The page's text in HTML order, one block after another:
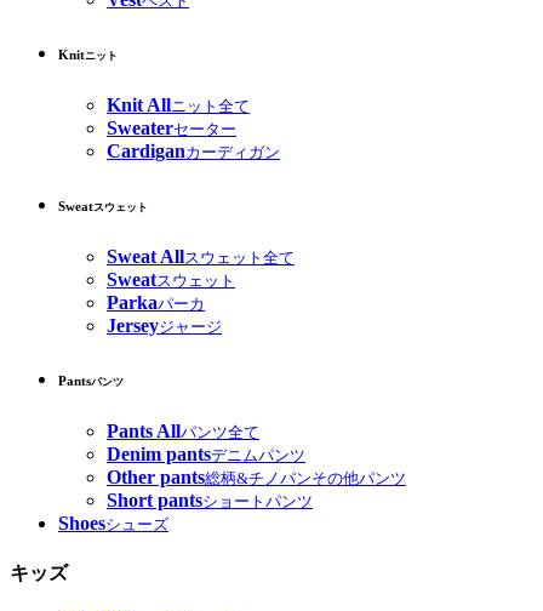
Knitニット
Knit Allニット全て
Sweaterセーター
Cardiganカーディガン
Sweatスウェット
Sweat Allスウェット全て
Sweatスウェット
Parkaパーカ
Jerseyジャージ
Pantsパンツ
Pants Allパンツ全て
Denim pantsデニムパンツ
Other pants総柄&チノパンその他パンツ
Short pantsショートパンツ
Shoesシューズ
キッズ